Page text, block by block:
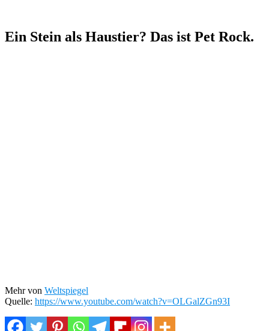
Ein Stein als Haustier? Das ist Pet Rock.
Mehr von Weltspiegel
Quelle: https://www.youtube.com/watch?v=OLGalZGn93I